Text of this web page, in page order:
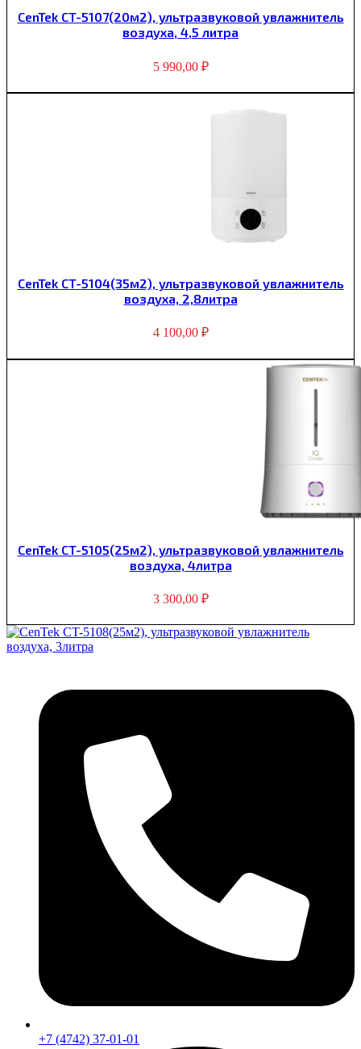
CenTek CT-5107(20м2), ультразвуковой увлажнитель
воздуха, 4,5 литра
5 990,00 ₽
CenTek CT-5104(35м2), ультразвуковой увлажнитель
воздуха, 2,8литра
4 100,00 ₽
CenTek CT-5105(25м2), ультразвуковой увлажнитель
воздуха, 4литра
3 300,00 ₽
+7 (4742) 37-01-01